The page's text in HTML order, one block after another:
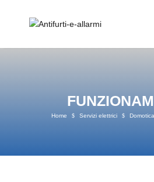
Home $ Servizi elettrici $ Domotica